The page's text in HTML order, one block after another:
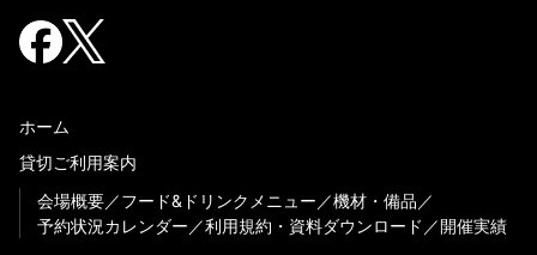
ホーム
貸切ご利用案内
会場概要
フード&ドリンクメニュー
機材・備品
予約状況カレンダー
利用規約・資料ダウンロード 開催実績